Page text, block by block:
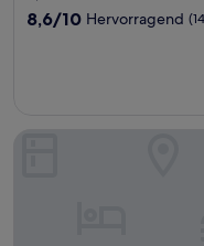
Unterkunft
8.6
8,6/10 Hervorragend
Hotel Leeds